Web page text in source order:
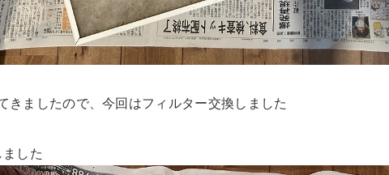
きましたので、今回はフィルター交換しました
ました